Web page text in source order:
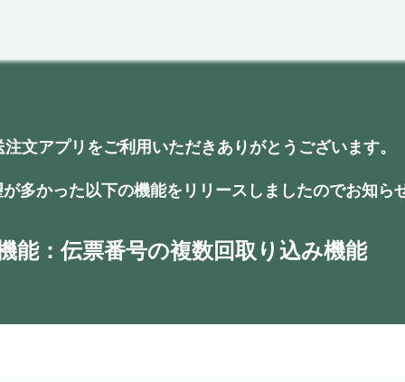
文アプリをご利用いただきありがとうございます。
多かった以下の機能をリリースしましたのでお知ら
能：伝票番号の複数回取り込み機能